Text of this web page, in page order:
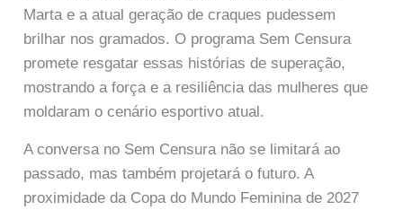
Marta e a atual geração de craques pudessem
brilhar nos gramados. O programa Sem Censura
promete resgatar essas histórias de superação,
mostrando a força e a resiliência das mulheres que
moldaram o cenário esportivo atual.
A conversa no Sem Censura não se limitará ao
passado, mas também projetará o futuro. A
proximidade da Copa do Mundo Feminina de 2027